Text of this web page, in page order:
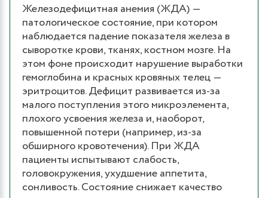
Железодефицитная анемия (ЖДА) ―
патологическое состояние, при котором
наблюдается падение показателя железа в
сыворотке крови, тканях, костном мозге. На
этом фоне происходит нарушение выработки
гемоглобина и красных кровяных телец ―
эритроцитов. Дефицит развивается из-за
малого поступления этого микроэлемента,
плохого усвоения железа и, наоборот,
повышенной потери (например, из-за
обширного кровотечения). При ЖДА
пациенты испытывают слабость,
головокружения, ухудшение аппетита,
сонливость. Состояние снижает качество